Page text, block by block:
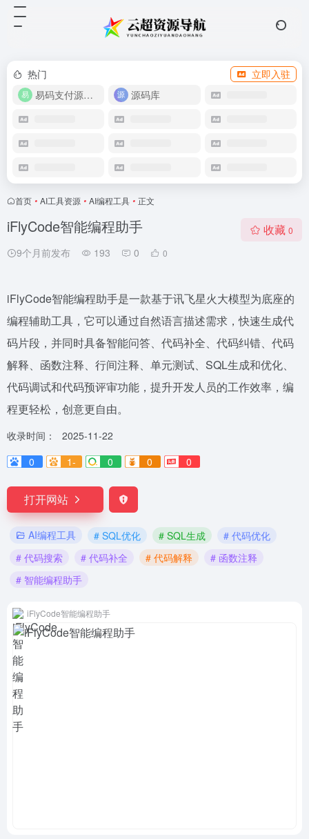
热门
立即入驻
易码支付源码下载
源码库
首页 • AI工具资源 • AI编程工具 • 正文
iFlyCode智能编程助手
9个月前发布 193 0 0
收藏 0
iFlyCode智能编程助手是一款基于讯飞星火大模型为底座的
编程辅助工具，它可以通过自然语言描述需求，快速生成代
码片段，并同时具备智能问答、代码补全、代码纠错、代码
解释、函数注释、行间注释、单元测试、SQL生成和优化、
代码调试和代码预评审功能，提升开发人员的工作效率，编
程更轻松，创意更自由。
收录时间：
2025-11-22
0
1- 0 0 0
打开网站
AI编程工具 # SQL优化 # SQL生成
# 代码优化
# 代码搜索
# 代码补全 # 代码解释
# 函数注释
# 智能编程助手
iFlyCode智能编程助手